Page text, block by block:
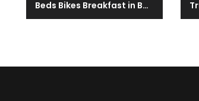
Beds Bikes Breakfast in Bancroft!